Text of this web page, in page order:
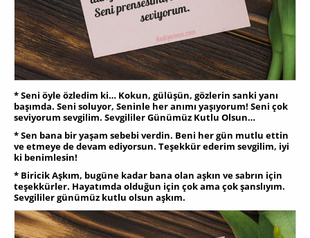
* Seni öyle özledim ki… Kokun, gülüşün, gözlerin sanki yanı
başımda. Seni soluyor, Seninle her anımı yaşıyorum! Seni çok
seviyorum sevgilim. Sevgililer Günümüz Kutlu Olsun…
* Sen bana bir yaşam sebebi verdin. Beni her gün mutlu ettin
ve etmeye de devam ediyorsun. Teşekkür ederim sevgilim, iyi
ki benimlesin!
* Biricik Aşkım, bugüne kadar bana olan aşkın ve sabrın için
teşekkürler. Hayatımda olduğun için çok ama çok şanslıyım.
Sevgililer günümüz kutlu olsun aşkım.